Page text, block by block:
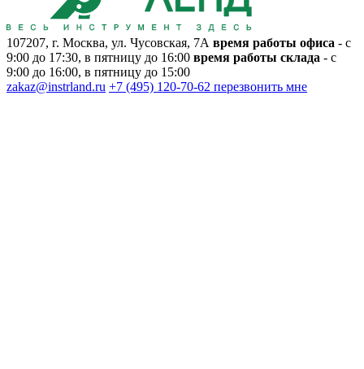
107207, г. Москва, ул. Чусовская, 7А время работы офиса - с
9:00 до 17:30, в пятницу до 16:00 время работы склада - с
9:00 до 16:00, в пятницу до 15:00
zakaz@instrland.ru +7 (495) 120-70-62 перезвонить мне